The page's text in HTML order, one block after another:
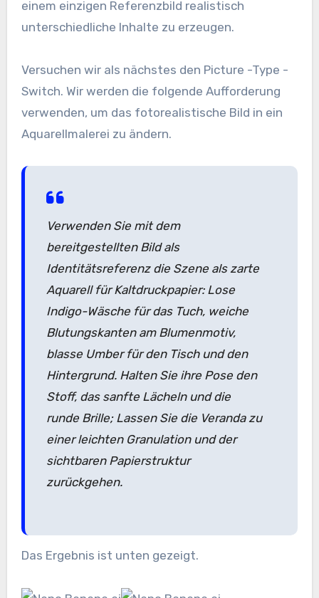
einem einzigen Referenzbild realistisch
unterschiedliche Inhalte zu erzeugen.
Versuchen wir als nächstes den Picture -Type -
Switch. Wir werden die folgende Aufforderung
verwenden, um das fotorealistische Bild in ein
Aquarellmalerei zu ändern.
Verwenden Sie mit dem
bereitgestellten Bild als
Identitätsreferenz die Szene als zarte
Aquarell für Kaltdruckpapier: Lose
Indigo-Wäsche für das Tuch, weiche
Blutungskanten am Blumenmotiv,
blasse Umber für den Tisch und den
Hintergrund. Halten Sie ihre Pose den
Stoff, das sanfte Lächeln und die
runde Brille; Lassen Sie die Veranda zu
einer leichten Granulation und der
sichtbaren Papierstruktur
zurückgehen.
Das Ergebnis ist unten gezeigt.